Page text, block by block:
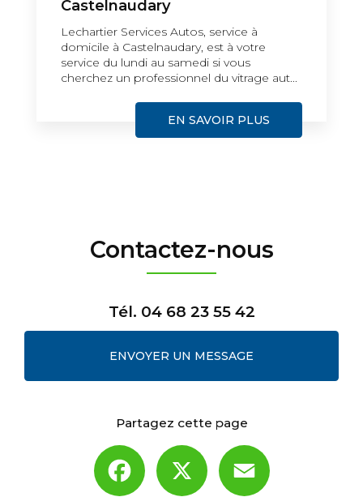
Castelnaudary
Lechartier Services Autos, service à
domicile à Castelnaudary, est à votre
service du lundi au samedi si vous
cherchez un professionnel du vitrage aut...
EN SAVOIR PLUS
Contactez-nous
Tél. 04 68 23 55 42
ENVOYER UN MESSAGE
Partagez cette page
Facebook